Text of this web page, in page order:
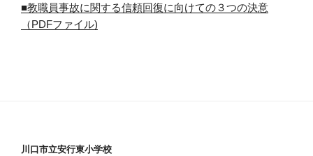
■教職員事故に関する信頼回復に向けての３つの決意
（PDFファイル)
川口市立安行東小学校